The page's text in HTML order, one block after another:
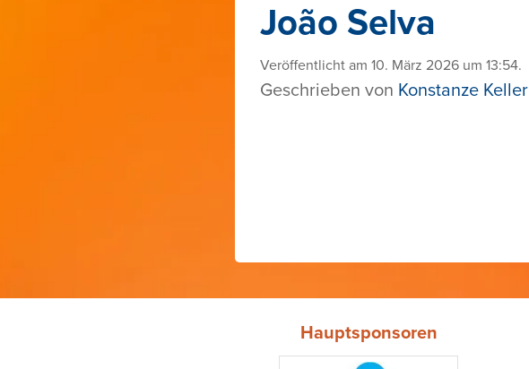
João Selva
Veröffentlicht am 10. März 2026 um 13:54.
Geschrieben von Konstanze Keller
Hauptsponsoren